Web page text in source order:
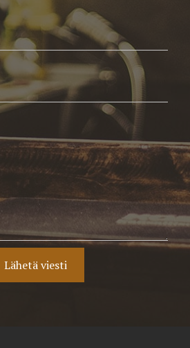
Lähetä viesti